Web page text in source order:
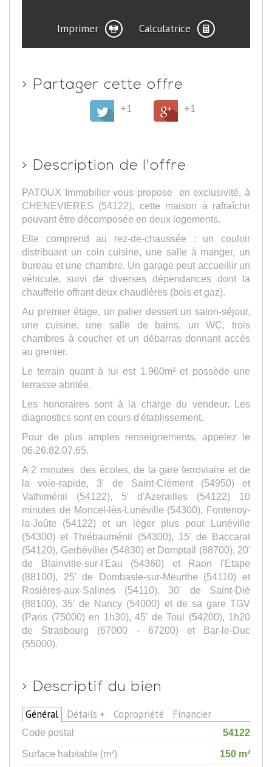
Imprimer Calculatrice
> Partager cette offre
+1
+1
> Description de l'offre
PATOUX Immobilier vous propose en exclusivité, à
CHENEVIERES (54122), cette maison à rafraîchir
pouvant être décomposée en deux logements.
Elle comprend au rez-de-chaussée : un couloir
distribuant un coin cuisine, une salle à manger, un
bureau et une chambre. Un garage peut accueillir un
véhicule, suivi de diverses dépendances dont la
chaufferie offrant deux chaudières (bois et gaz).
Au premier étage, un palier dessert un salon-séjour,
une cuisine, une salle de bains, un WC, trois
chambres à coucher et un débarras donnant accès
au grenier.
Le terrain quant à lui est 1.960m² et possède une
terrasse abritée.
Les honoraires sont à la charge du vendeur. Les
diagnostics sont en cours d'établissement.
Pour de plus amples renseignements, appelez le
06.26.82.07.65.
A 2 minutes des écoles, de la gare ferroviaire et de
la voie-rapide, 3' de Saint-Clément (54950) et
Vathiménil (54122), 5' d'Azerailles (54122) 10
minutes de Moncel-lès-Lunéville (54300), Fontenoy-
la-Joûte (54122) et un léger plus pour Lunéville
(54300) et Thiébauménil (54300), 15' de Baccarat
(54120), Gerbéviller (54830) et Domptail (88700), 20'
de Blainville-sur-l'Eau (54360) et Raon l'Etape
(88100), 25' de Dombasle-sur-Meurthe (54110) et
Rosières-aux-Salines (54110), 30' de Saint-Dié
(88100), 35' de Nancy (54000) et de sa gare TGV
(Paris (75000) en 1h30), 45' de Toul (54200), 1h20
de Strasbourg (67000 - 67200) et Bar-le-Duc
(55000).
> Descriptif du bien
Général Détails + Copropriété Financier
Code postal
54122
Surface habitable (m²)
150 m²